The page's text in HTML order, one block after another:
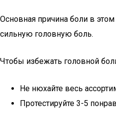
Основная причина боли в
сильную головную боль.
Чтобы избежать головной
Не нюхайте весь
Протестируйте 3-5